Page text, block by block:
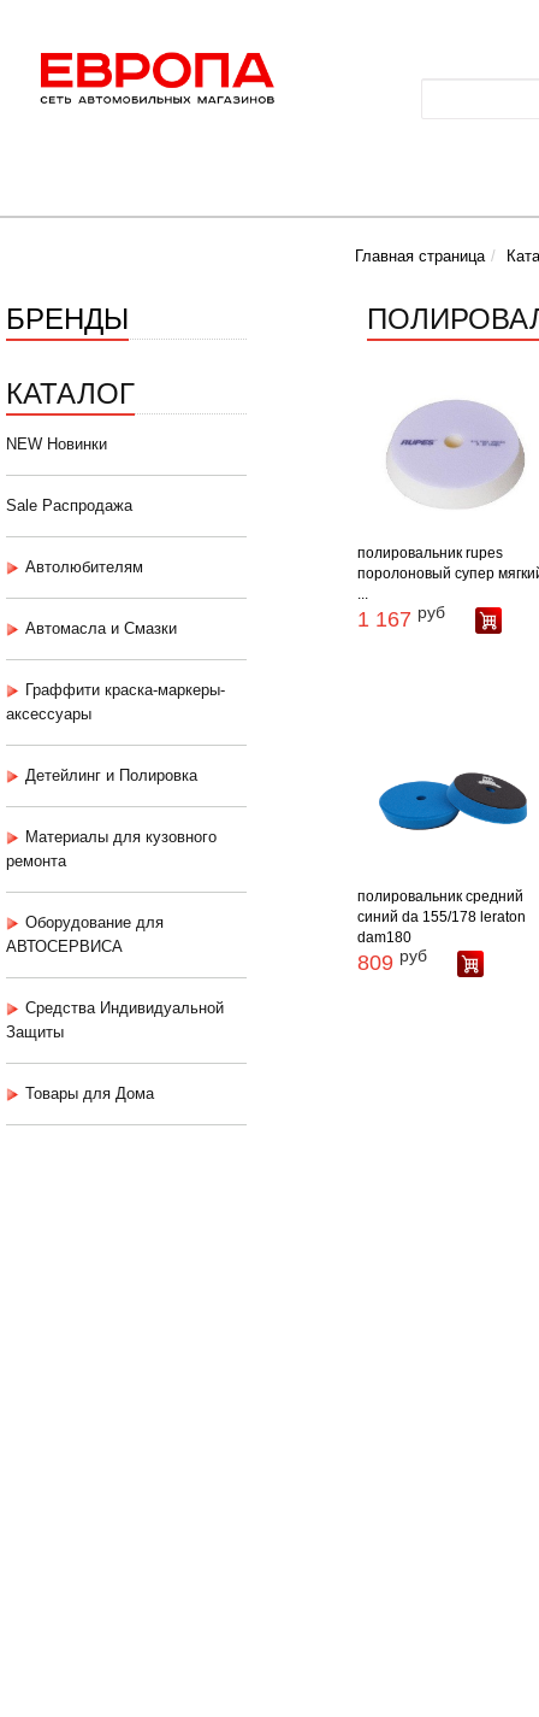
Главная страница
БРЕНДЫ
КАТАЛОГ
NEW Новинки
Sale Распродажа
Автолюбителям
Автомасла и Смазки
Граффити краска-маркеры-
аксессуары
Детейлинг и Полировка
Материалы для кузовного
ремонта
Оборудование для
АВТОСЕРВИСА
Средства Индивидуальной
Защиты
Товары для Дома
полировальник rupes
поролоновый супер
...
1 167 руб
полировальник средний
синий da 155/178 leraton
dam180
809 руб